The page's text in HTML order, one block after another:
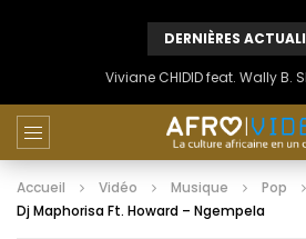
DERNIÈRES
Viviane CHIDID feat. Wally B.
Accueil Vidéo Musique Pop
Dj Maphorisa Ft. Howard – Ngempela